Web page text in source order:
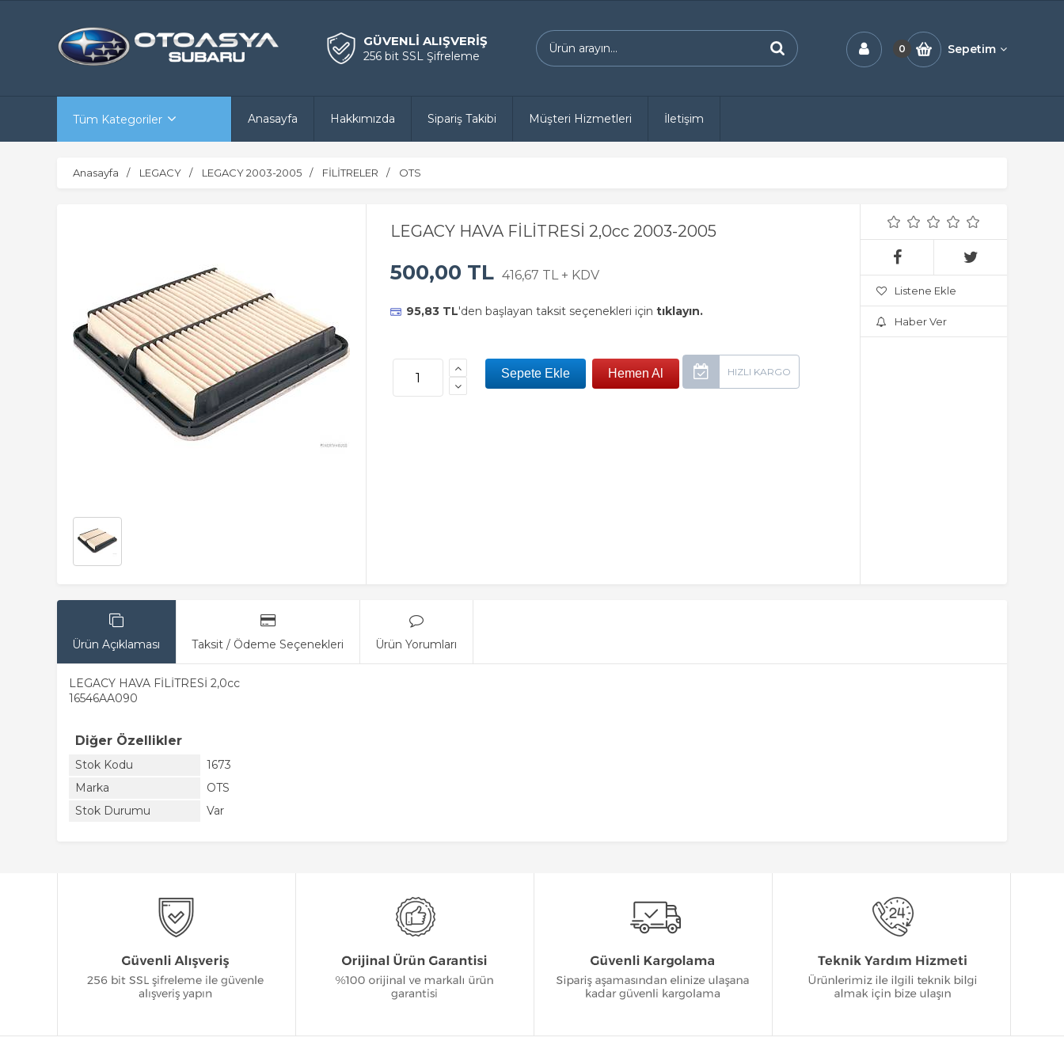
GÜVENLİ ALIŞVERİŞ
256 bit SSL Şifreleme
0 Sepetim
Tüm Kategoriler Anasayfa Hakkımızda Sipariş Takibi Müşteri Hizmetleri İletişim
Anasayfa LEGACY LEGACY 2003-2005 FİLİTRELER OTS
LEGACY HAVA FİLİTRESİ 2,0cc 2003-2005
500,00 TL 416,67 TL + KDV
95,83 TL'den başlayan taksit seçenekleri için tıklayın.
Listene Ekle
Haber Ver
Ürün Açıklaması Taksit / Ödeme Seçenekleri Ürün Yorumları
LEGACY HAVA FİLİTRESİ 2,0cc
16546AA090
Diğer Özellikler
Stok Kodu
1673
Marka
OTS
Stok Durumu
Var